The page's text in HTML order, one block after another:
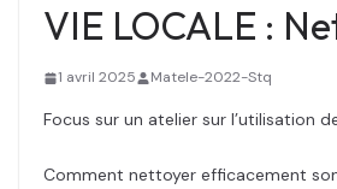
VIE LOCALE :
1 avril 2025 Matele-2022-Stq
Focus sur un atelier sur l’utilisation
Comment nettoyer efficacement